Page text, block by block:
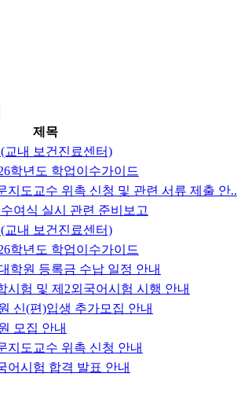
제목
교내 보건진료센터)
학년도 학업이수가이드
지도교수 위촉 신청 및 관련 서류 제출 안..
여식 실시 관련 준비보고
교내 보건진료센터)
학년도 학업이수가이드
학원 등록금 수납 일정 안내
시험 및 제2외국어시험 시행 안내
신(편)입생 추가모집 안내
모집 안내
지도교수 위촉 신청 안내
어시험 합격 발표 안내